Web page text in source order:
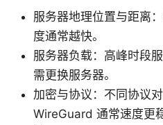
服务器地理位置与距离
度通常越快。
服务器负载：高峰时段
需更换服务器。
加密与协议：不同协议
WireGuard 通常速度更